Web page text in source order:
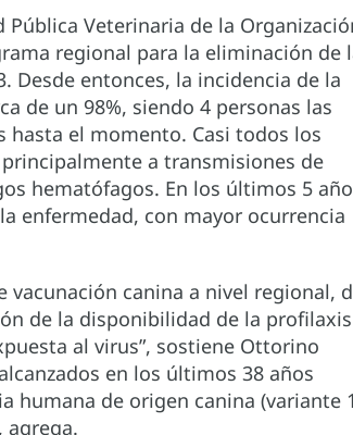
Pública Veterinaria de la
regional para la eliminación de
Desde entonces, la incidencia de la
de un 98%, siendo 4 personas las
el momento. Casi todos los
a transmisiones de
hematófagos. En los últimos 5
enfermedad, con mayor ocurrencia
vacunación canina a nivel regional,
de la disponibilidad de la profilaxis
al virus”, sostiene Ottorino
en los últimos 38 años
humana de origen canina (variante 1
agrega.